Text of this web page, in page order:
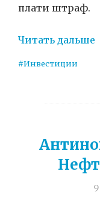
плати штраф.
Читать дальше
#Инвестиции